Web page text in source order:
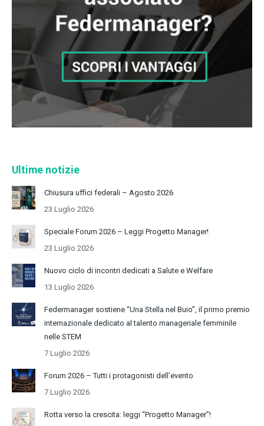
Ultime notizie
Chiusura uffici federali – Agosto 2026
23 Luglio 2026
Speciale Forum 2026 – Leggi Progetto Manager!
23 Luglio 2026
Nuovo ciclo di incontri dedicati a Salute e Welfare
13 Luglio 2026
Federmanager sostiene “Una Stella nel Buio”, il primo premio
internazionale dedicato al talento manageriale femminile
nelle STEM
7 Luglio 2026
Forum 2026 – Tutti i protagonisti dell’evento
7 Luglio 2026
Rotta verso la crescita: leggi “Progetto Manager”!